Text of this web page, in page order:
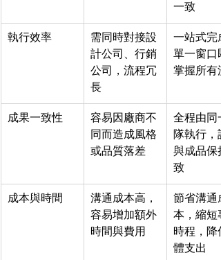
一致
執行效率
需同時對接設
計公司、行銷
公司，流程冗
長
一站式完
單一窗口
掌握所有
成果一致性
容易因廠商不
同而造成風格
或品質落差
全程由同
隊執行，
與成品保
致
成本與時間
溝通成本高，
容易增加額外
時間與費用
節省溝通成
本，縮短
時程，降
體支出